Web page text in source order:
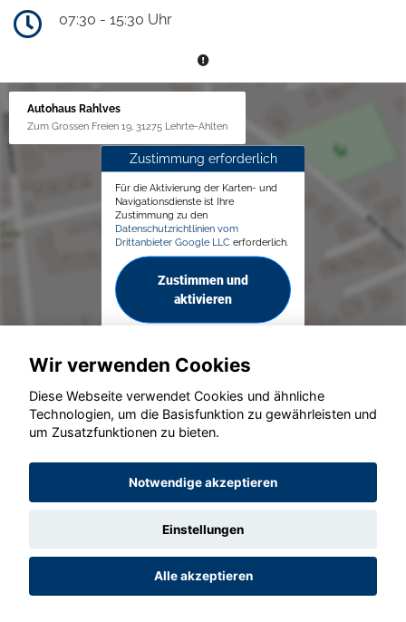
07:30 - 15:30 Uhr
Autohaus Rahlves
Zum Grossen Freien 19, 31275 Lehrte-Ahlten
Zustimmung erforderlich
Für die Aktivierung der Karten- und
Navigationsdienste ist Ihre
Zustimmung zu den
Datenschutzrichtlinien vom
Drittanbieter Google LLC erforderlich.
Zustimmen und
aktivieren
© konjunkturmotor.de GmbH 2020 - 2026
Wir verwenden Cookies
Diese Webseite verwendet Cookies und ähnliche
Technologien, um die Basisfunktion zu gewährleisten und
um Zusatzfunktionen zu bieten.
Notwendige akzeptieren
Einstellungen
Alle akzeptieren